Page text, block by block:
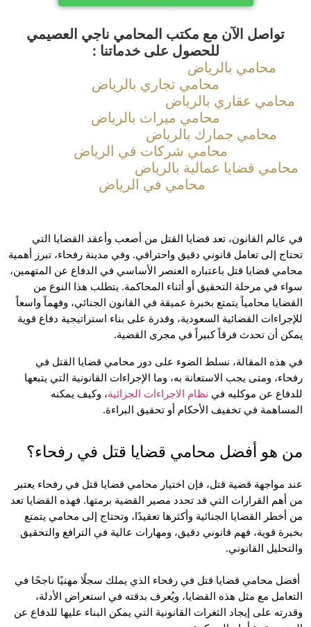
تواصل الآن مع مكتب المحامي ناجي العصيمي
للحصول على خدماتنا :
محامي بالرياض
محامي تجاري بالرياض
عقاري بالرياض
محامي ميراث بالرياض
محامي جمارك بالرياض
محامي شركات في الرياض
قضايا عمالية بالرياض
محامي في الرياض
في عالم القانون، تعد قضايا القتل من أصعب وأعقد القضايا التي
محامي قضايا قتل باعتباره العنصر الأساسي في الدفاع عن المتهمين،
سواء في مرحلة التحقيق أو أثناء المحاكمة. يتطلب هذا النوع من
القضايا محامياً يتمتع بخبرة عميقة في القانون الجنائي، وفهماً واسعاً
للإجراءات القضائية السعودية، وقدرة على بناء استراتيجية دفاع قوية
أن تحدث فرقاً كبيراً في مجرى القضية.
في هذه المقالة، نسلط الضوء على دور محامي قضايا القتل في
رفحاء، ومتى يجب الاستعانة به، وما الإجراءات القانونية التي يتبعها
عن موكليه في نظام الاجراءات الجزائية
، وكيف يمكنه
في تخفيف الأحكام أو تحقيق البراءة.
هو أفضل محامي قضايا قتل في رفحاء؟
من أهم القرارات التي قد تحدد مصير القضية برمتها. فهذه القضايا تعد
بخبرة قوية، فهم قانوني دقيق، ومهارات عالية في الترافع والتحقيق
القانوني.
أفضل محامي قضايا قتل في رفحاء الذي يملك سجلًا مهنيًا ناجحًا في
التعامل مع مثل هذه القضايا، ويُعرف بدقته في استعراض الأدلة،
وقدرته على إيجاد الثغرات القانونية التي يمكن البناء عليها للدفاع عن